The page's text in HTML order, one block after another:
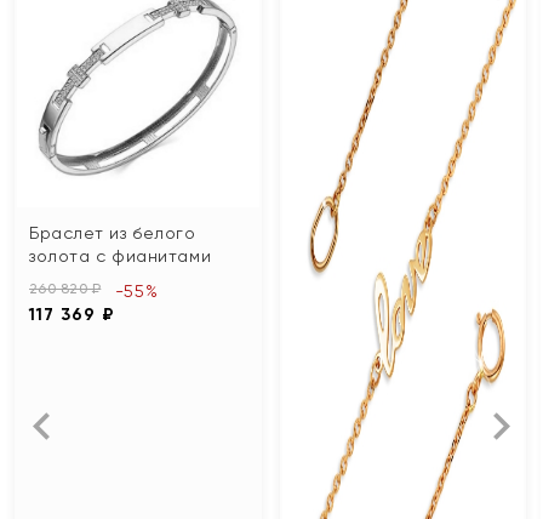
Браслет из белого
золота с фианитами
260 820 ₽
117 369 ₽
-55%